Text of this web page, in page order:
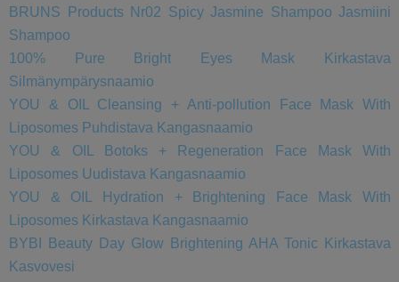
BRUNS Products Nr02 Spicy Jasmine Shampoo Jasmiini
Shampoo
100% Pure Bright Eyes Mask Kirkastava
Silmänympärysnaamio
YOU & OIL Cleansing + Anti-pollution Face Mask With
Liposomes Puhdistava Kangasnaamio
YOU & OIL Botoks + Regeneration Face Mask With
Liposomes Uudistava Kangasnaamio
YOU & OIL Hydration + Brightening Face Mask With
Liposomes Kirkastava Kangasnaamio
BYBI Beauty Day Glow Brightening AHA Tonic Kirkastava
Kasvovesi